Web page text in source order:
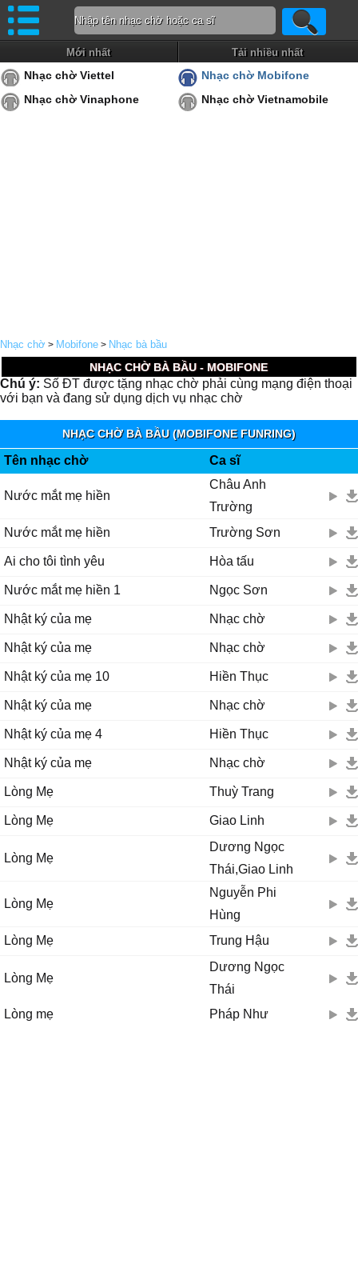
Mới nhất Tải nhiều nhất
Nhạc chờ Viettel
Nhạc chờ Mobifone
Nhạc chờ Vinaphone
Nhạc chờ Vietnamobile
Nhạc chờ > Mobifone > Nhạc bà bầu
NHẠC CHỜ BÀ BẦU - MOBIFONE
Chú ý: Số ĐT được tặng nhạc chờ phải cùng mạng điện thoại
với bạn và đang sử dụng dịch vụ nhạc chờ
NHẠC CHỜ BÀ BẦU (MOBIFONE FUNRING)
Tên nhạc chờ Ca sĩ
Nước mắt mẹ hiền
Châu Anh
Trường
Nước mắt mẹ hiền
Trường Sơn
Ai cho tôi tình yêu Hòa tấu
Nước mắt mẹ hiền 1 Ngọc Sơn
Nhật ký của mẹ Nhạc chờ
Nhật ký của mẹ Nhạc chờ
Nhật ký của mẹ 10 Hiền Thục
Nhật ký của mẹ Nhạc chờ
Nhật ký của mẹ 4 Hiền Thục
Nhật ký của mẹ Nhạc chờ
Lòng Mẹ Thuỳ Trang
Lòng Mẹ Giao Linh
Lòng Mẹ
Dương Ngọc
Thái,Giao Linh
Lòng Mẹ
Nguyễn Phi
Hùng
Lòng Mẹ
Trung Hậu
Lòng Mẹ
Dương Ngọc
Thái
Lòng mẹ
Pháp Như